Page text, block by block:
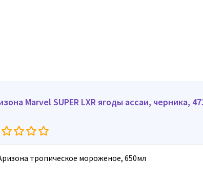
Marvel SUPER LXR ягоды ассаи, черника,